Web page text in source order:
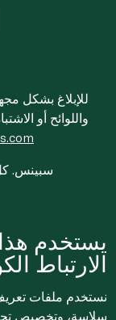
للإبلاغ بشكل
واللوائح أو
© 2020-2026
يستخدم
الارتباط
نستخدم ملفات
سلاسة، وتخصيص